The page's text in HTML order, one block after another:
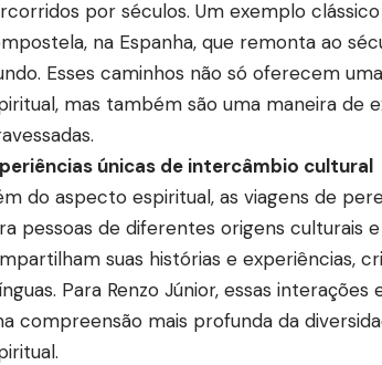
por séculos. Um exemplo
na Espanha, que remonta ao
Esses caminhos não só oferecem
mas também são uma maneira de
únicas de intercâmbio cultural
do aspecto espiritual, as viagens de
pessoas de diferentes origens culturais
suas histórias e experiências,
Para Renzo Júnior, essas
compreensão mais profunda da